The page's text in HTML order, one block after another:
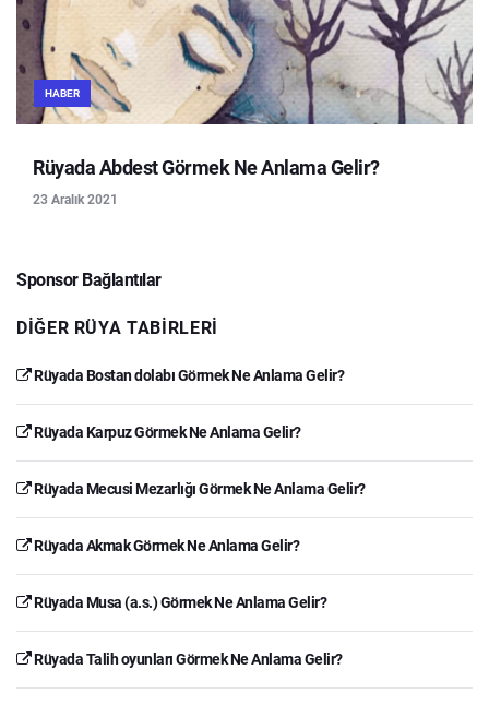
HABER
Rüyada Abdest Görmek Ne Anlama Gelir?
23 Aralık 2021
Sponsor Bağlantılar
DIĞER RÜYA TABIRLERI
Rüyada Bostan dolabı Görmek Ne Anlama Gelir?
Rüyada Karpuz Görmek Ne Anlama Gelir?
Rüyada Mecusi Mezarlığı Görmek Ne Anlama Gelir?
Rüyada Akmak Görmek Ne Anlama Gelir?
Rüyada Musa (a.s.) Görmek Ne Anlama Gelir?
Rüyada Talih oyunları Görmek Ne Anlama Gelir?